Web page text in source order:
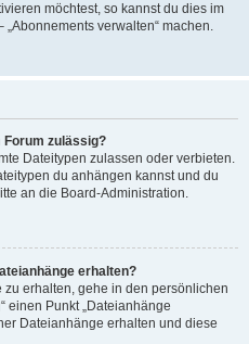
möchtest, so kannst du dies im
verwalten“ machen.
Forum zulässig?
Dateitypen zulassen oder verbieten.
du anhängen kannst und du
an die Board-Administration.
erhalten?
erhalten, gehe in den persönlichen
einen Punkt „Dateianhänge
Dateianhänge erhalten und diese